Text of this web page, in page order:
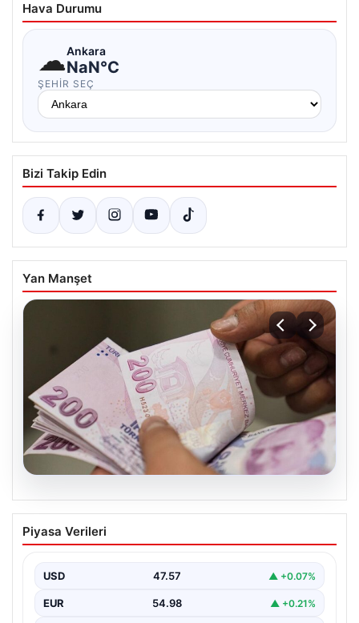
Hava Durumu
☁Ankara
NaN°C
ŞEHIR SEÇ
Bizi Takip Edin
Yan Manşet
04.08.2026
2026 Kurban Bayramı İkramiyeleri Ne
Zaman Yatacak? Emekli Bayram
2026 yılı Kurban Bayramı'nın yaklaşmasıyla birlikte,
ikramiyelerinin ne…
Piyasa Verileri
USD 47.57 ▲ +0.07%
EUR 54.98 ▲ +0.21%